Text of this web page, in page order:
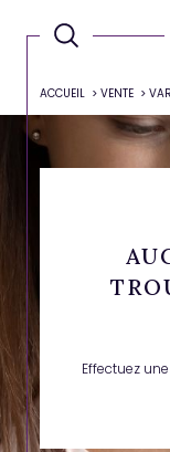
ACCUEIL VENTE VAR
Effectuez